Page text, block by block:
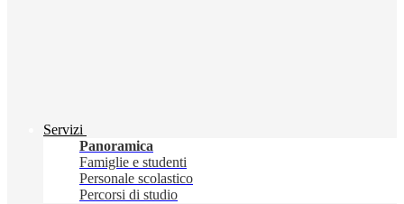
Servizi
Panoramica
Famiglie e studenti
Personale scolastico
Percorsi di studio